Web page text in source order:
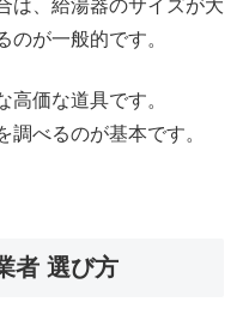
は、給湯器のサイズが大
のが一般的です。
価な道具です。
調べるのが基本です。
者 選び方